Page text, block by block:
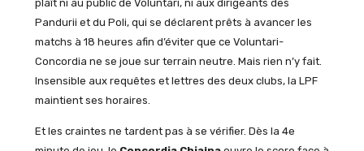
plaît ni au public de Voluntari, ni aux dirigeants des
Pandurii et du Poli, qui se déclarent prêts à avancer les
matchs à 18 heures afin d’éviter que ce Voluntari-
Concordia ne se joue sur terrain neutre. Mais rien n’y fait.
Insensible aux requêtes et lettres des deux clubs, la LPF
maintient ses horaires.
Et les craintes ne tardent pas à se vérifier. Dès la 4e